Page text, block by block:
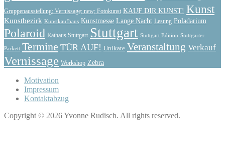
Gruppenausstellung; Vernissage; new; Fotokunst KAUF DIR KUNST! Kunst
Kunstbezirk Kunstkaufhaus Kunstmesse Lange Nacht Lesung Poladarium
Polaroid Rathaus Stuttgart Stuttgart Stuttgart Edition Stuttgarter
Parkett Termine TÜR AUF! Unikate Veranstaltung Verkauf
Vernissage Workshop Zebra
Motivation
Impressum
Kontaktabzug
Copyright © 2026 Yvonne Rudisch. All rights reserved.